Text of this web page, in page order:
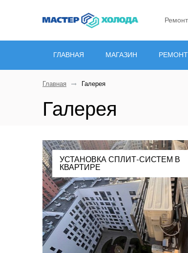
ГЛАВНАЯ МАГАЗИН РЕМОНТ
Главная Галерея
Галерея
УСТАНОВКА СПЛИТ-СИСТЕМ В
КВАРТИРЕ